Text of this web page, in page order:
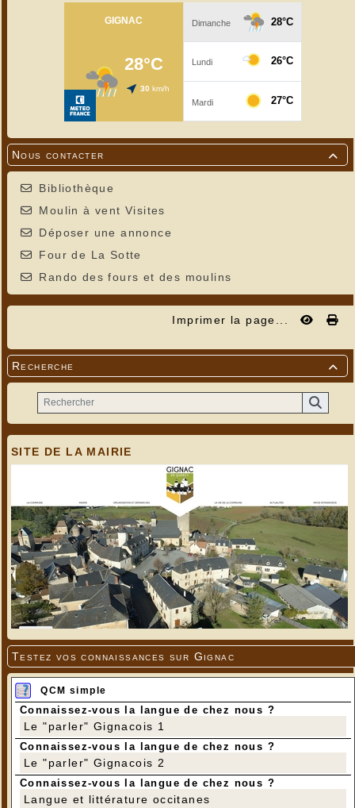

Nous contacter
Bibliothèque
Moulin à vent Visites
Déposer une annonce
Four de La Sotte
Rando des fours et des moulins
Imprimer la page...

Recherche
SITE DE LA MAIRIE
Testez vos connaissances sur Gignac
QCM simple
Connaissez-vous la langue de chez nous ?
Le "parler" Gignacois 1
Connaissez-vous la langue de chez nous ?
Le "parler" Gignacois 2
Connaissez-vous la langue de chez nous ?
Langue et littérature occitanes